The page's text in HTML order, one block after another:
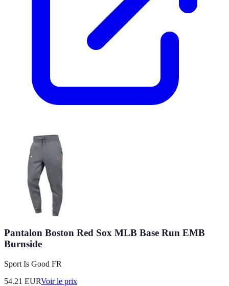
Pantalon Boston Red Sox MLB Base Run EMB
Burnside
Sport Is Good FR
54.21 EURVoir le prix